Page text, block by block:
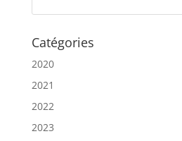
Catégories
2020
2021
2022
2023